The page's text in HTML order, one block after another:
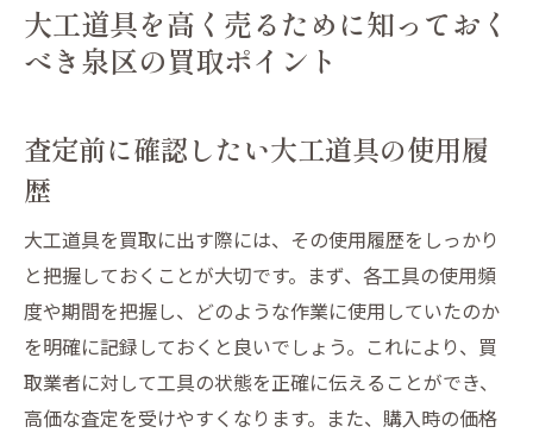
大工道具を高く売るために知っておく
べき泉区の買取ポイント
査定前に確認したい大工道具の使用履
歴
大工道具を買取に出す際には、その使用履歴をしっかり
と把握しておくことが大切です。まず、各工具の使用頻
度や期間を把握し、どのような作業に使用していたのか
を明確に記録しておくと良いでしょう。これにより、買
取業者に対して工具の状態を正確に伝えることができ、
高価な査定を受けやすくなります。また、購入時の価格